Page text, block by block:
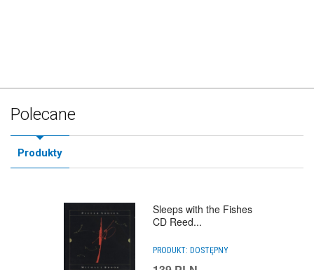
Polecane
Produkty
Sleeps with the Fishes
CD Reed...
PRODUKT: DOSTĘPNY